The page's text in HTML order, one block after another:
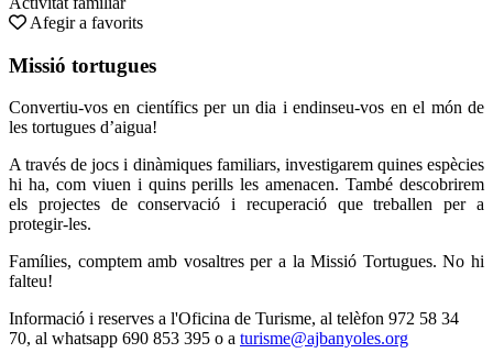
Afegir a favorits
Missió tortugues
Convertiu-vos en científics per un dia i endinseu-vos en el món de
les tortugues d’aigua!
A través de jocs i dinàmiques familiars, investigarem quines espècies
hi ha, com viuen i quins perills les amenacen. També descobrirem
els projectes de conservació i recuperació que treballen per a
protegir-les.
Famílies, comptem amb vosaltres per a la Missió Tortugues. No hi
falteu!
Informació i reserves a l'Oficina de Turisme, al telèfon 972 58 34
70, al whatsapp 690 853 395 o a turisme@ajbanyoles.org